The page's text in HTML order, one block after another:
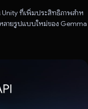
Unity ที่เพิ่มประสิทธิภาพสําห
ลายรูปแบบใหม่ของ Gemma